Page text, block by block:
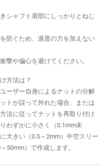
シャフト肩部にしっかりとねじ
防ぐため、過度の力を加えない
撃や偏心を避けてください。
方法は？
ーザー自身によるナットの分解
トが誤って外れた場合、または
法に従ってナットを再取り付け
わずかに小さく（0.1mm未
大きい（0.5～2mm）中空スリー
50mm）で作成します。